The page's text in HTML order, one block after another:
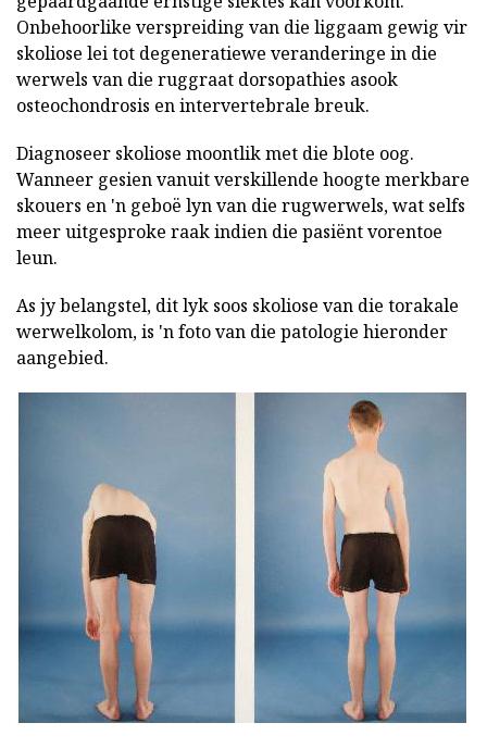
Onbehoorlike verspreiding van die liggaam gewig vir
skoliose lei tot degeneratiewe veranderinge in die
werwels van die ruggraat dorsopathies asook
osteochondrosis en intervertebrale breuk.
Diagnoseer skoliose moontlik met die blote oog.
Wanneer gesien vanuit verskillende hoogte merkbare
skouers en 'n geboë lyn van die rugwerwels, wat selfs
meer uitgesproke raak indien die pasiënt vorentoe
leun.
As jy belangstel, dit lyk soos skoliose van die torakale
werwelkolom, is 'n foto van die patologie hieronder
aangebied.